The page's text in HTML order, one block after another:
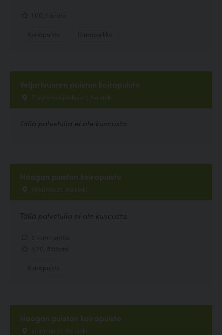
Veijarivuoren puiston koirapuisto
Purjeentekijänkuja 1, Helsinki
Tällä palvelulla ei ole kuvausta.
Haagan puiston koirapuisto
Vihdintie 21, Helsinki
Tällä palvelulla ei ole kuvausta.
Haagan puiston koirapuisto
Vihdintie 21, Helsinki